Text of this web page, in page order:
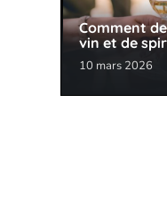
Comment
vin et de
10 mars 2026